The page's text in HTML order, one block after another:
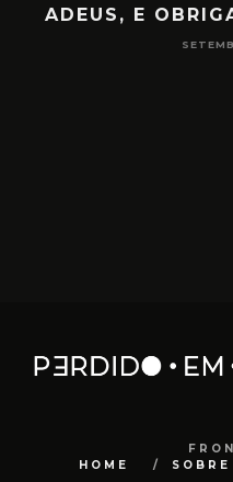
ADEUS, E
HOME